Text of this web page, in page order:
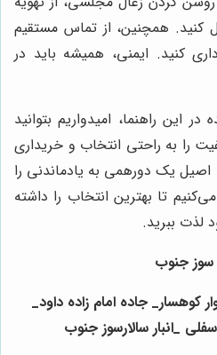
همچنین، از تماس مستقیم
کنید. ایمنی، همیشه باید در
این راهنما، امیدواریم بتوانید
را به راحتی انتخاب و خریداری
یک دورهمی به یادماندنی را
تا بهترین انتخاب را داشته
لذت ببرید.
سوز جنوب
کوهسار_ جاده امام زاده داود_
_انبار سالارسوز جنوب